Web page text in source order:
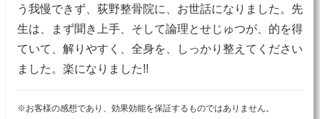
う我慢できず、荻野整骨院に、お世話になりました。先
生は、まず聞き上手、そして論理とせじゅつが、的を得
ていて、解りやすく、全身を、しっかり整えてください
ました。楽になりました!!
※お客様の感想であり、効果効能を保証するものではありません。